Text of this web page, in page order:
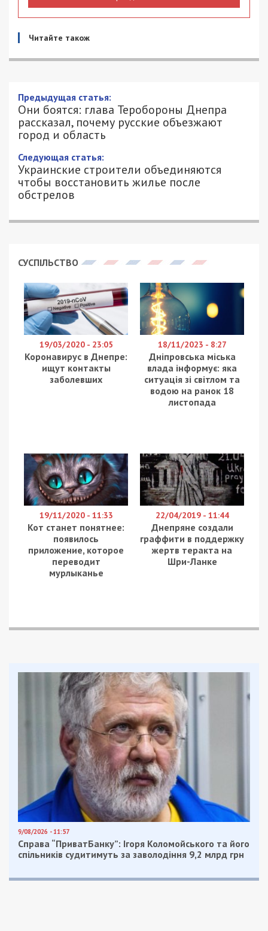
Читайте також
Они боятся: глава Теробороны Днепра
рассказал, почему русские объезжают
город и область
27/02/2022 - 13:28
АЛЕКСЕЙ ВАЛЕНКО - СПЕЦИАЛЬНО
ДЛЯ 49000.COM.UA
и область российская армия обходят стороной.
армия попросту боится. Об этом он сказал на
По словам Корбана, русских диверсантов, в том
числе и благодаря неравнодушным жителям,
ловят раньше, чем они успевают выполнить свою
задачу. Российские войска обходят регион
стороной. Для них Днепропетровщина – аналог
Сталинграда времен Второй мировой, о который
сломала зубы нацистская армия. Поэтому,
несмотря на тревожное время и боевые
действия по всей Украине, ситуация в
Электротранспорт и все что связано с нормальным
жизнеобеспечением – все работает! Сегодня
Днепропетровщина – это Сталинград. Они
останавливаются не доезжая до области.
Со своей стороны хочу поблагодарить горожан и
жителей области за высочайшую самоорганизацию.
Хочу поблагодарить за выправку и дисциплину. Армия
обеспечена едой, все размещены. Все есть! Спасибо всем,
мы следим за обстановкой, я не могу говорить обо всем,
но военные принимают все меры. Враг не пройдет!, –
заявил Геннадий Корбан.
Facebook
Telegram
Twitter
WhatsApp
Viber
Email
Категории:Суспільство| Метки:война с
Россией,
ДнепрОГА
Рекламні блоки дають нам змогу
залишатися незалежними ЗМІ, а вам -
отримувати найсвіжіші новини під ними.